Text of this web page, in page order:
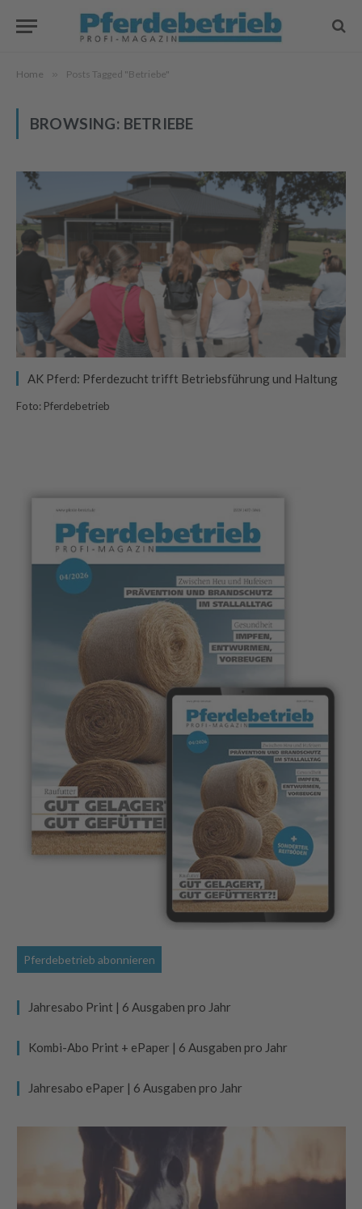
Home » Posts Tagged "Betriebe"
BROWSING: BETRIEBE
AK Pferd: Pferdezucht trifft Betriebsführung und Haltung
Foto: Pferdebetrieb
Pferdebetrieb abonnieren
Jahresabo Print | 6 Ausgaben pro Jahr
Kombi-Abo Print + ePaper | 6 Ausgaben pro Jahr
Jahresabo ePaper | 6 Ausgaben pro Jahr